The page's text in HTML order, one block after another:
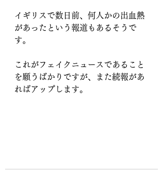
イギリスで数日前、何人かの出血熱
があったという報道もあるそうで
す。
これがフェイクニュースであること
を願うばかりですが、また続報があ
ればアップします。